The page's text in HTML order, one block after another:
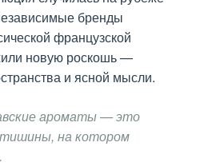
бренды
французской
новую роскошь —
и ясной мысли.
ароматы — это
на котором